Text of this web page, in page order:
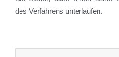
des Verfahrens unterlaufen.